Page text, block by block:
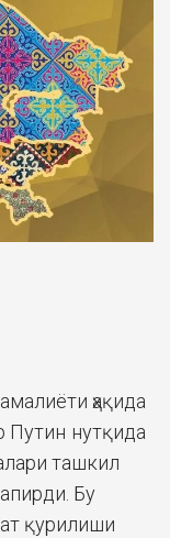
ҳақида
нутқида
ташкил
Бу
қурилиши